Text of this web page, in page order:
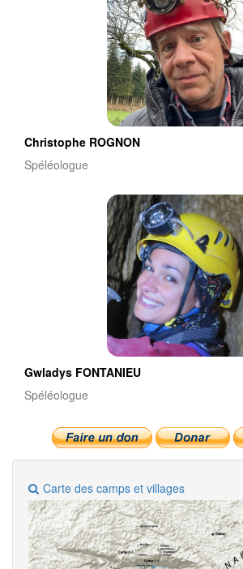
Christophe ROGNON
Spéléologue
Gwladys FONTANIEU
Spéléologue
Carte des camps et villages